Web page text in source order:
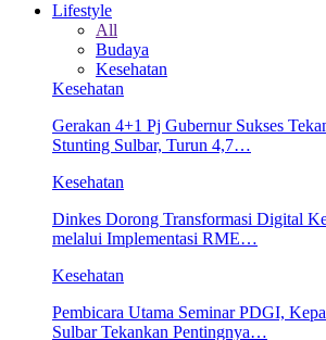
Lifestyle
All
Budaya
Kesehatan
Kesehatan
Gerakan 4+1 Pj Gubernur Sukses
Stunting Sulbar, Turun 4,7…
Kesehatan
Dinkes Dorong Transformasi Digital
melalui Implementasi RME…
Kesehatan
Pembicara Utama Seminar PDGI,
Sulbar Tekankan Pentingnya…